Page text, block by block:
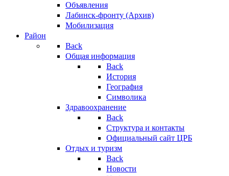
Объявления
Лабинск-фронту (Архив)
Мобилизация
Район
Back
Общая информация
Back
История
География
Символика
Здравоохранение
Back
Структура и контакты
Официальный сайт ЦРБ
Отдых и туризм
Back
Новости